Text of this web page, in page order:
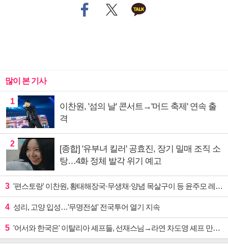
많이 본 기사
1
이찬원, '섬의 날' 콘서트→'머드 축제' 연속 출
격
2
[종합] '유부녀 킬러' 공효진, 장기 밀매 조직 소
탕…4화 정체 발각 위기 예고
3 '편스토랑' 이찬원, 황태해장국·무생채·양념 목살구이 등 윤주모 레시피 섭렵
4 성리, 고양 입성…'무명전설' 전국투어 열기 지속
5 '어서와 한국은' 이탈리아 셰프들, 선재스님→라연 차도영 셰프 만난다